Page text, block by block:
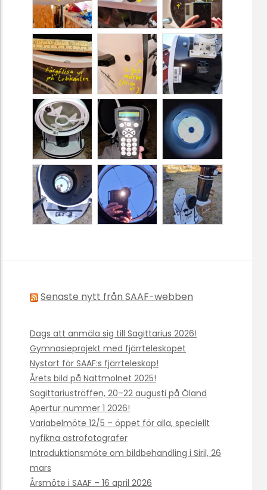
Senaste nytt från SAAF-webben
Dags att anmäla sig till Sagittarius 2026!
Gymnasieprojekt med fjärrteleskopet
Nystart för SAAF:s fjärrteleskop!
Årets bild på Nattmolnet 2025!
Sagittariusträffen, 20–22 augusti på Öland
Apertur nummer 1 2026!
Variabelmöte 12/5 – öppet för alla, speciellt
nyfikna astrofotografer
Introduktionsmöte om bildbehandling i Siril, 26
mars
Årsmöte i SAAF – 16 april 2026